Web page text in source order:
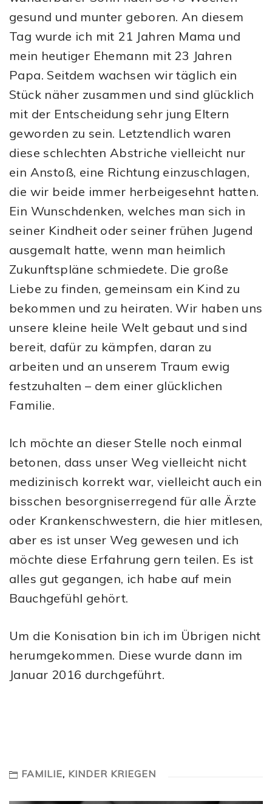
gesund und munter geboren. An diesem
Tag wurde ich mit 21 Jahren Mama und
mein heutiger Ehemann mit 23 Jahren
Papa. Seitdem wachsen wir täglich ein
Stück näher zusammen und sind glücklich
mit der Entscheidung sehr jung Eltern
geworden zu sein. Letztendlich waren
diese schlechten Abstriche vielleicht nur
ein Anstoß, eine Richtung einzuschlagen,
die wir beide immer herbeigesehnt hatten.
Ein Wunschdenken, welches man sich in
seiner Kindheit oder seiner frühen Jugend
ausgemalt hatte, wenn man heimlich
Zukunftspläne schmiedete. Die große
Liebe zu finden, gemeinsam ein Kind zu
bekommen und zu heiraten. Wir haben uns
unsere kleine heile Welt gebaut und sind
bereit, dafür zu kämpfen, daran zu
arbeiten und an unserem Traum ewig
festzuhalten – dem einer glücklichen
Familie.
Ich möchte an dieser Stelle noch einmal
betonen, dass unser Weg vielleicht nicht
medizinisch korrekt war, vielleicht auch ein
bisschen besorgniserregend für alle Ärzte
oder Krankenschwestern, die hier mitlesen,
aber es ist unser Weg gewesen und ich
möchte diese Erfahrung gern teilen. Es ist
alles gut gegangen, ich habe auf mein
Bauchgefühl gehört.
Um die Konisation bin ich im Übrigen nicht
herumgekommen. Diese wurde dann im
Januar 2016 durchgeführt.
FAMILIE, KINDER KRIEGEN